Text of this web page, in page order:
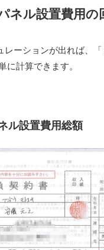
ネル設置費用の
レーションが出れば、「
に計算できます。
ル設置費用総額